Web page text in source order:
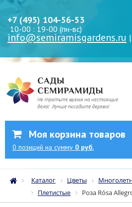
+7 (495) 104-56-53
10-00 : 19-00 (пн-вс)
info@semiramisgardens.ru |
Моя корзина товаров
0 позиций на сумму 0 руб.
Каталог Цветы
Плетистые
Роза Rósa